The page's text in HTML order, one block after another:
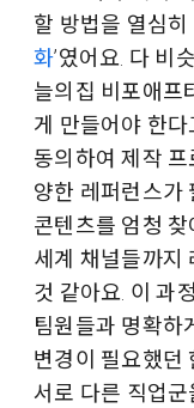
할 방법을 열심히
화’였어요. 다 비
늘의집 비포애프
게 만들어야 한다
동의하여 제작
양한 레퍼런스가
콘텐츠를 엄청
세계 채널들까지
것 같아요. 이 과
팀원들과 명확하
변경이 필요했던
서로 다른 직업군